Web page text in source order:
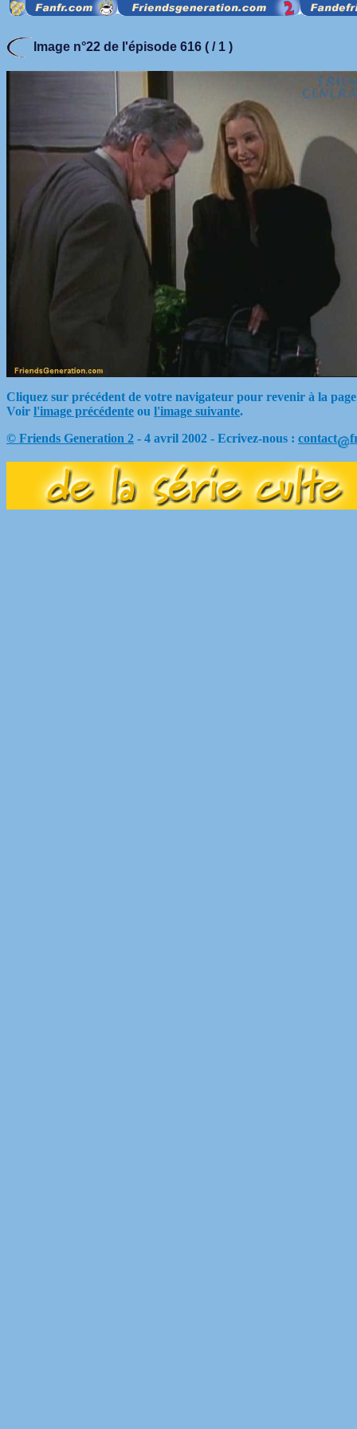
Image n°22 de l'épisode 616 ( / 1 )
Cliquez sur précédent de votre navigateur pour revenir à la
Voir l'image précédente ou l'image suivante.
© Friends Generation 2 - 4 avril 2002 - Ecrivez-nous : contact